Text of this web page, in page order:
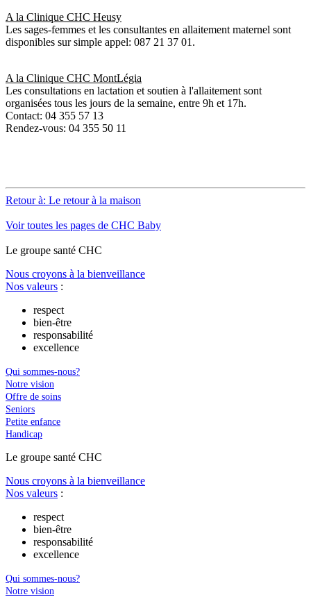
A la Clinique CHC Heusy
Les sages-femmes et les consultantes en allaitement maternel sont
disponibles sur simple appel: 087 21 37 01.
A la Clinique CHC MontLégia
Les consultations en lactation et soutien à l'allaitement sont
organisées tous les jours de la semaine, entre 9h et 17h.
Contact: 04 355 57 13
Rendez-vous: 04 355 50 11
Retour à: Le retour à la maison
Voir toutes les pages de CHC Baby
Le groupe santé CHC
Nous croyons à la bienveillance
Nos valeurs :
respect
bien-être
responsabilité
excellence
Qui sommes-nous?
Notre vision
Offre de soins
Seniors
Petite enfance
Handicap
Le groupe santé CHC
Nous croyons à la bienveillance
Nos valeurs :
respect
bien-être
responsabilité
excellence
Qui sommes-nous?
Notre vision